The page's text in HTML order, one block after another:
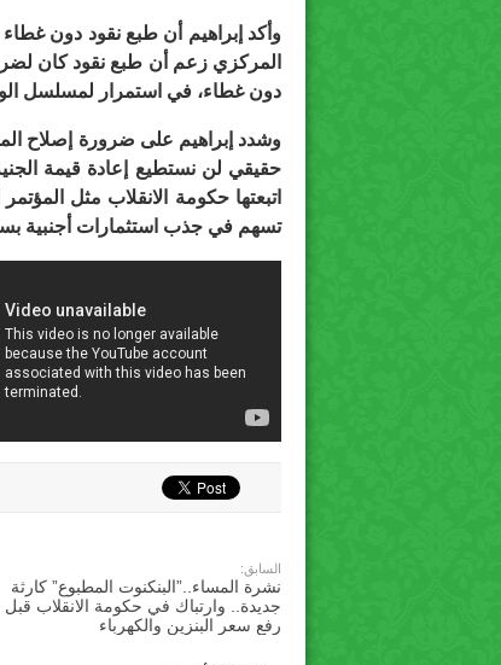
وأكد إبراهيم أن طبع نقود دون
المركزي زعم أن طبع نقود كان
دون غطاء، في استمرار لمسلسل
وشدد إبراهيم على ضرورة إصلاح
حقيقي لن نستطيع إعادة قيمة
اتبعتها حكومة الانقلاب مثل
تسهم في جذب استثمارات أجنبية
السابق:
نشرة المساء..”البنكنوت المطبوع” كارثة
جديدة.. وارتباك في حكومة الانقلاب قبل
رفع سعر البنزين والكهرباء